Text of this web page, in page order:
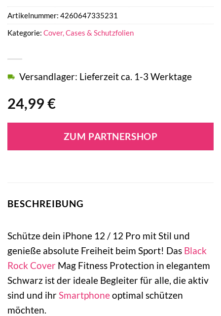
24,99 €
Versandlager: Lieferzeit ca. 1-3 Werktage
ZUM PARTNERSHOP
Artikelnummer: 4260647335231
Kategorie: Cover, Cases & Schutzfolien
BESCHREIBUNG
Schütze dein iPhone 12 / 12 Pro mit Stil und
genieße absolute Freiheit beim Sport! Das Black
Rock Cover Mag Fitness Protection in elegantem
Schwarz ist der ideale Begleiter für alle, die aktiv
sind und ihr Smartphoneoptimal schützen
möchten.